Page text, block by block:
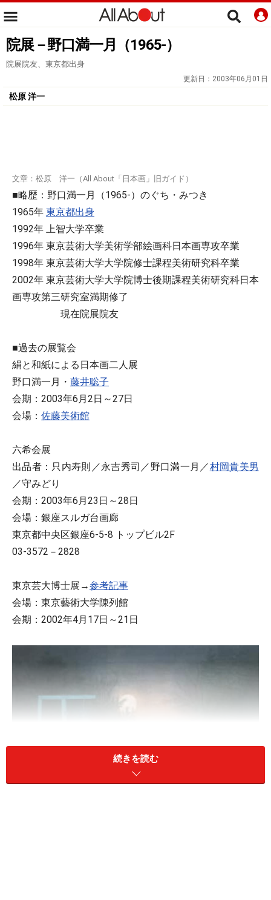
院展－野口満一月（1965-）
院展院友、東京都出身
更新日： 2003年06月01日
松原 洋一
文章：松原 洋一（All About「日本画」旧ガイド）
■略歴：野口満一月（1965-）のぐち・みつき
1965年 東京都出身
1992年 上智大学卒業
1996年 東京芸術大学美術学部絵画科日本画専攻卒業
1998年 東京芸術大学大学院修士課程美術研究科卒業
2002年 東京芸術大学大学院博士後期課程美術研究科日本
画専攻第三研究室満期修了
現在院展院友
■過去の展覧会
絹と和紙による日本画二人展
野口満一月・ 藤井聡子
会期：2003年6月2日～27日
会場： 佐藤美術館
六希会展
出品者：只内寿則／永吉秀司／野口満一月／村岡貴美男
／守みどり
会期：2003年6月23日～28日
会場：銀座スルガ台画廊
東京都中央区銀座6-5-8 トップビル2F
03-3572－2828
東京芸大博士展→参考記事
会場：東京藝術大学陳列館
会期：2002年4月17日～21日
続きを読む